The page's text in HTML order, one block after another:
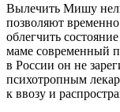
Вылечить Мишу
позволяют
облегчить
маме современный
в России он не
психотропным
к ввозу и